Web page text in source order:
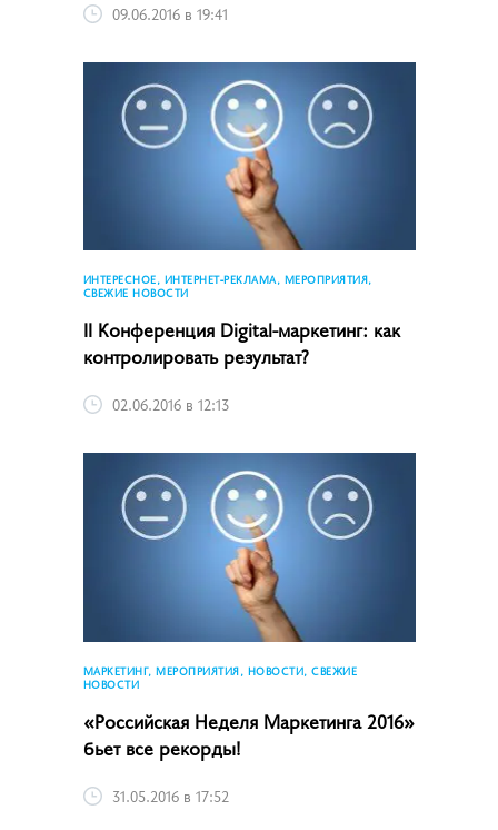
09.06.2016 в 19:41
ИНТЕРЕСНОЕ, ИНТЕРНЕТ-РЕКЛАМА, МЕРОПРИЯТИЯ,
СВЕЖИЕ НОВОСТИ
II Конференция Digital-маркетинг: как
контролировать результат?
02.06.2016 в 12:13
МАРКЕТИНГ, МЕРОПРИЯТИЯ, НОВОСТИ, СВЕЖИЕ
НОВОСТИ
«Российская Неделя Маркетинга 2016»
бьет все рекорды!
31.05.2016 в 17:52